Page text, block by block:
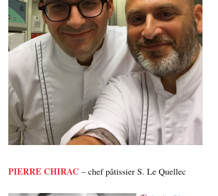
PIERRE CHIRAC – chef pâtissier S. Le Quellec